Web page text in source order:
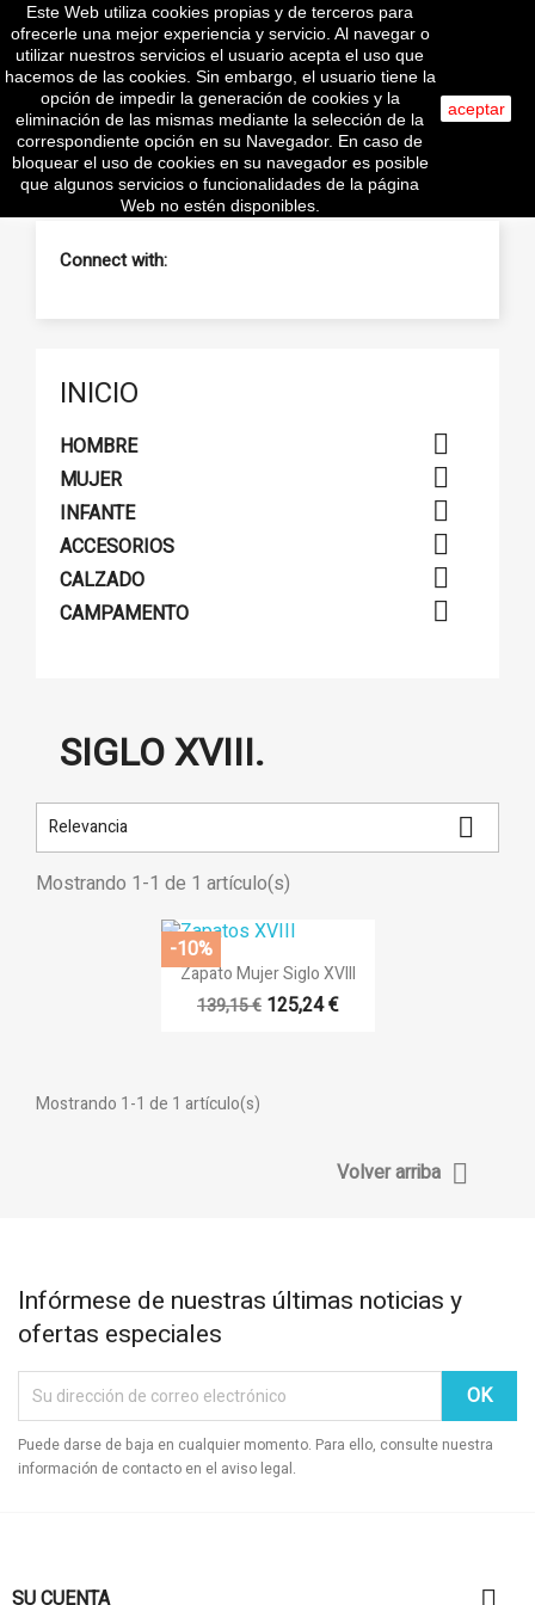
Añadir a la lista de deseos
Crear nueva lista
((title)) ×
((cancelText))
((modalTitle)) ×
((confirmMessage))
((cancelText)) ((modalDeleteText))
Iniciar sesión ×
Debe iniciar sesión para guardar productos en su lista de
((cancelText))

search
Connect with:
INICIO
HOMBRE 
MUJER 
INFANTE 
ACCESORIOS 
CALZADO 
CAMPAMENTO 
SIGLO XVIII.
Relevancia 
Mostrando 1-1 de 1 artículo(s)
 Vista rápida
Zapato Mujer Siglo XVIII
139,15 € 125,24 €
-10%
Mostrando 1-1 de 1 artículo(s)
Volver arriba 
Infórmese de nuestras últimas noticias y
ofertas especiales
Puede darse de baja en cualquier momento. Para ello, consulte nuestra
información de contacto en el aviso legal.
Este Web utiliza cookies propias y de terceros para
ofrecerle una mejor experiencia y servicio. Al navegar o
utilizar nuestros servicios el usuario acepta el uso que
hacemos de las cookies. Sin embargo, el usuario tiene la
opción de impedir la generación de cookies y la
eliminación de las mismas mediante la selección de la
correspondiente opción en su Navegador. En caso de
bloquear el uso de cookies en su navegador es posible
que algunos servicios o funcionalidades de la página
Web no estén disponibles.
aceptar